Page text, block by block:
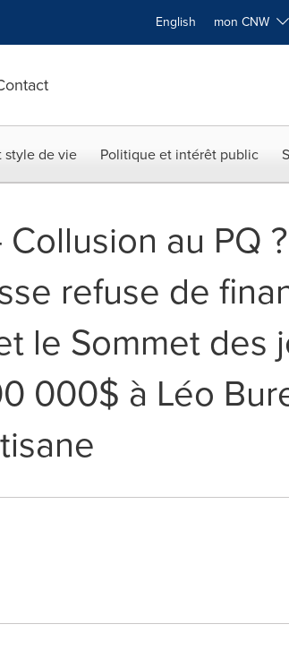
English mon CNW
style de vie Politique et intérêt public
au PQ
refuse de
le Sommet des
000$ à Léo